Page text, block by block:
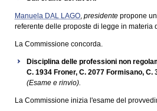
Manuela DAL LAGO, presidente propone
referente delle proposte di legge in materia
La Commissione concorda.
Disciplina delle professioni non
C. 1934 Froner, C. 2077 Formisano,
(Esame e rinvio).
La Commissione inizia l'esame del